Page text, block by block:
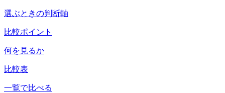
選ぶときの判断軸
比較ポイント
何を見るか
比較表
一覧で比べる